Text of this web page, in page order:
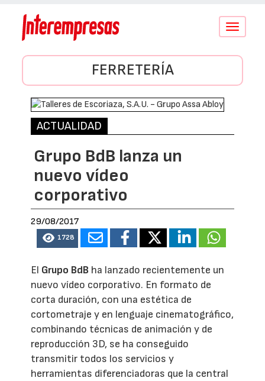
Conmutar
FERRETERÍA
ACTUALIDAD
Grupo BdB lanza un
nuevo vídeo
corporativo
29/08/2017
1728
El Grupo BdB ha lanzado recientemente un
nuevo vídeo corporativo. En formato de
corta duración, con una estética de
cortometraje y en lenguaje cinematográfico,
combinando técnicas de animación y de
reproducción 3D, se ha conseguido
transmitir todos los servicios y
herramientas diferenciadoras que la central